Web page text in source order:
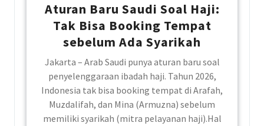
Aturan Baru Saudi Soal Haji:
Tak Bisa Booking Tempat
sebelum Ada Syarikah
Jakarta – Arab Saudi punya aturan baru soal
penyelenggaraan ibadah haji. Tahun 2026,
Indonesia tak bisa booking tempat di Arafah,
Muzdalifah, dan Mina (Armuzna) sebelum
memiliki syarikah (mitra pelayanan haji).Hal